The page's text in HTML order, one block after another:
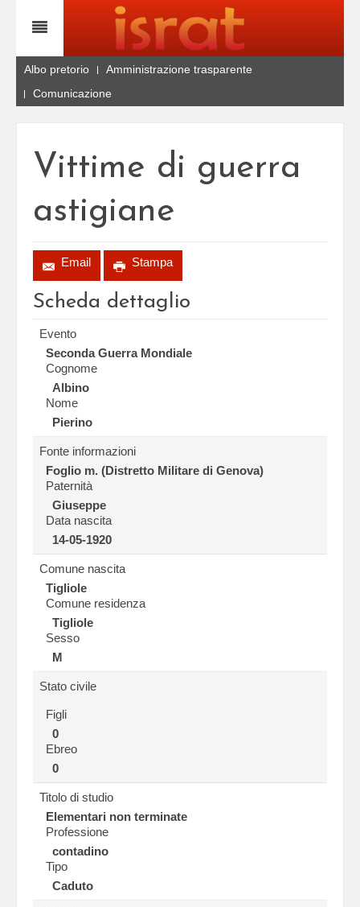
Albo pretorio
Amministrazione trasparente
Comunicazione
Vittime di guerra
astigiane
Email Stampa
Scheda dettaglio
Evento
Seconda Guerra Mondiale
Cognome
Albino
Nome
Pierino
Fonte informazioni
Foglio m. (Distretto Militare di Genova)
Paternità
Giuseppe
Data nascita
14-05-1920
Comune nascita
Tigliole
Comune residenza
Tigliole
Sesso
M
Stato civile
Figli
0
Ebreo
0
Titolo di studio
Elementari non terminate
Professione
contadino
Tipo
Caduto